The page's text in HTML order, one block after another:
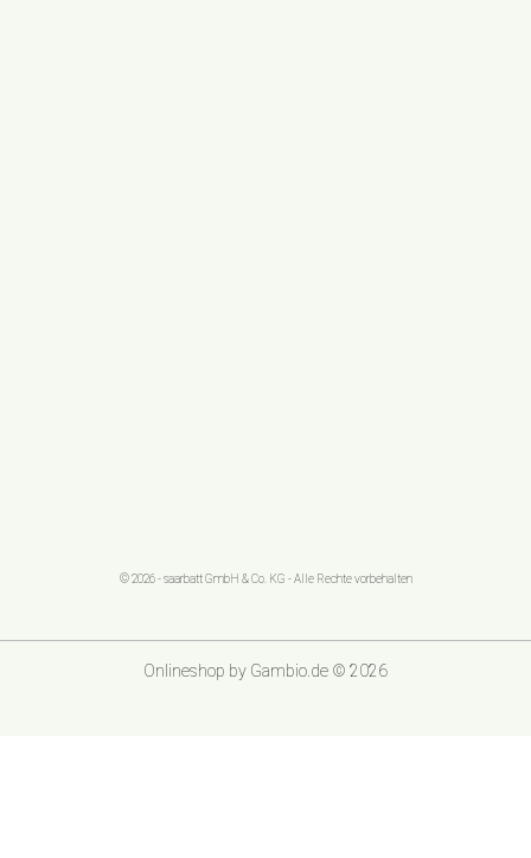
© 2026 - saarbatt GmbH & Co. KG - Alle Rechte vorbehalten
Onlineshop by Gambio.de © 2026